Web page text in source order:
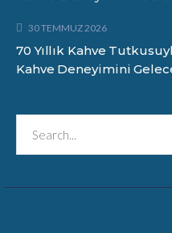
30 TEMMUZ 2026
70 Yıllık Kahve
Kahve Deneyimini